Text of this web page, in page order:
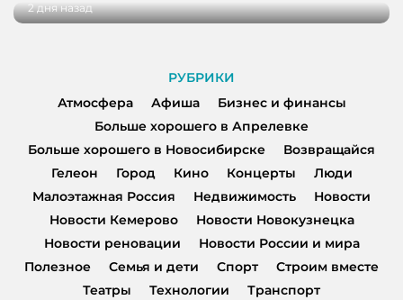
2 дня назад
РУБРИКИ
Атмосфера
Афиша
Бизнес и финансы
Больше хорошего в Апрелевке
Больше хорошего в Новосибирске
Возвращайся
Гелеон
Город Кино Концерты
Люди
Малоэтажная Россия
Недвижимость
Новости
Новости Кемерово
Новости Новокузнецка
Новости реновации
Новости России и мира
Полезное
Семья и дети Спорт
Строим вместе
Театры
Технологии
Транспорт